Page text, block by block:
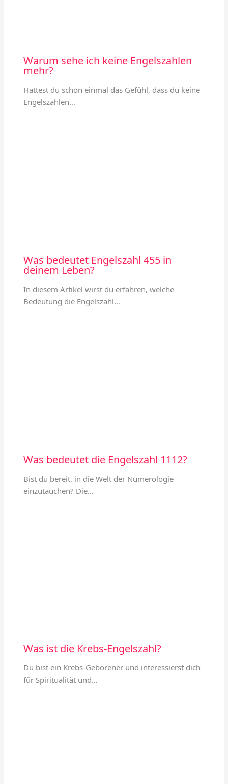
Warum sehe ich keine Engelszahlen
mehr?
Hattest du schon einmal das Gefühl, dass du keine
Engelszahlen…
Was bedeutet Engelszahl 455 in
deinem Leben?
In diesem Artikel wirst du erfahren, welche
Bedeutung die Engelszahl…
Was bedeutet die Engelszahl 1112?
Bist du bereit, in die Welt der Numerologie
einzutauchen? Die…
Was ist die Krebs-Engelszahl?
Du bist ein Krebs-Geborener und interessierst dich
für Spiritualität und…